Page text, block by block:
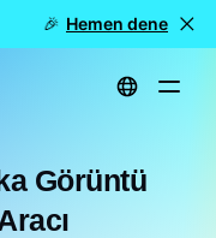
🎉 Yeni model
Hemen dene
Rötuş Aracı
Görüntü